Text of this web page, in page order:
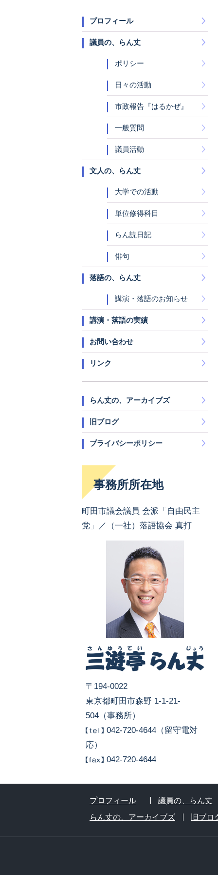
プロフィール
議員の、らん丈
ポリシー
日々の活動
市政報告『はるかぜ』
一般質問
議員活動
文人の、らん丈
大学での活動
単位修得科目
らん読日記
俳句
落語の、らん丈
講演・落語のお知らせ
講演・落語の実績
お問い合わせ
リンク
らん丈の、アーカイブズ
旧ブログ
プライバシーポリシー
事務所所在地
町田市議会議員 会派「自由民主
党」／（一社）落語協会 真打
〒194-0022
東京都町田市森野 1-1-21-
504（事務所）
042-720-4644（留守電対
応）
042-720-4644
プロフィール
議員の、らん丈
らん丈の、アーカイブズ
旧ブロ